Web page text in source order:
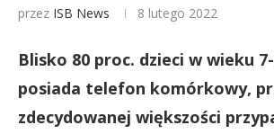
przez ISB News 8 lutego 2022
Blisko 80 proc. dzieci w wieku
posiada telefon komórkowy,
zdecydowanej większości